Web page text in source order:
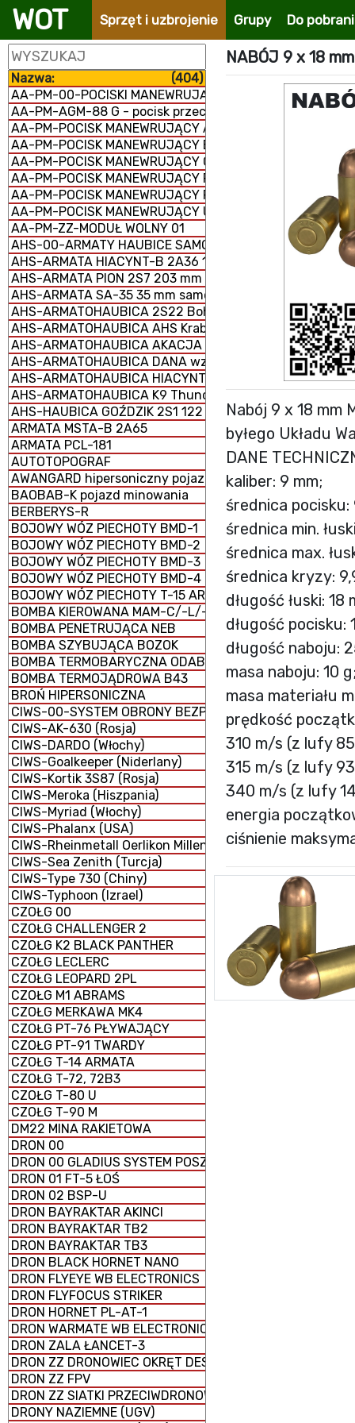
WOT Sprzęt i uzbrojenie Grupy Do
Nazwa:
(404)
AA-PM-00-POCISKI MANEWRUJĄCE
AA-PM-AGM-88 G - pocisk przeciwradiolokacyjny
AA-PM-POCISK MANEWRUJĄCY AGM-158 JASSM
AA-PM-POCISK MANEWRUJĄCY BANDEROL-S8000
AA-PM-POCISK MANEWRUJĄCY Ch-101/102
AA-PM-POCISK MANEWRUJĄCY FP-5 Flamingo
AA-PM-POCISK MANEWRUJĄCY RBS-15 MK3
AA-PM-POCISK MANEWRUJĄCY UGM-109/RGM-109/
AA-PM-ZZ-MODUŁ WOLNY 01
AHS-00-ARMATY HAUBICE SAMOBIEŻNE
AHS-ARMATA HIACYNT-B 2A36 152 mm
AHS-ARMATA PION 2S7 203 mm samobieżna
AHS-ARMATA SA-35 35 mm samobieżna
AHS-ARMATOHAUBICA 2S22 Bohdana 155 mm
AHS-ARMATOHAUBICA AHS Krab 155 mm samobieżna
AHS-ARMATOHAUBICA AKACJA 2S3M 152 mm
AHS-ARMATOHAUBICA DANA wz. 1977 152 mm
AHS-ARMATOHAUBICA HIACYNT 2S5 152 mm samobieżna
AHS-ARMATOHAUBICA K9 Thunder 155 mm samobieżna
AHS-HAUBICA GOŹDZIK 2S1 122 mm samobieżna
ARMATA MSTA-B 2A65
ARMATA PCL-181
AUTOTOPOGRAF
AWANGARD hipersoniczny pojazd szybujący
BAOBAB-K pojazd minowania
BERBERYS-R
BOJOWY WÓZ PIECHOTY BMD-1
BOJOWY WÓZ PIECHOTY BMD-2
BOJOWY WÓZ PIECHOTY BMD-3
BOJOWY WÓZ PIECHOTY BMD-4
BOJOWY WÓZ PIECHOTY T-15 ARMATA (CIĘŻKI)
BOMBA KIEROWANA MAM-C/-L/-T
BOMBA PENETRUJĄCA NEB
BOMBA SZYBUJĄCA BOZOK
BOMBA TERMOBARYCZNA ODAB-1500
BOMBA TERMOJĄDROWA B43
BROŃ HIPERSONICZNA
CIWS-00-SYSTEM OBRONY BEZPOŚREDNIEJ
CIWS-AK-630 (Rosja)
CIWS-DARDO (Włochy)
CIWS-Goalkeeper (Niderlany)
CIWS-Kortik 3S87 (Rosja)
CIWS-Meroka (Hiszpania)
CIWS-Myriad (Włochy)
CIWS-Phalanx (USA)
CIWS-Rheinmetall Oerlikon Millennium GDM-008
CIWS-Sea Zenith (Turcja)
CIWS-Type 730 (Chiny)
CIWS-Typhoon (Izrael)
CZOŁG 00
CZOŁG CHALLENGER 2
CZOŁG K2 BLACK PANTHER
CZOŁG LECLERC
CZOŁG LEOPARD 2PL
CZOŁG M1 ABRAMS
CZOŁG MERKAWA MK4
CZOŁG PT-76 PŁYWAJĄCY
CZOŁG PT-91 TWARDY
CZOŁG T-14 ARMATA
CZOŁG T-72, 72B3
CZOŁG T-80 U
CZOŁG T-90 M
DM22 MINA RAKIETOWA
DRON 00
DRON 00 GLADIUS SYSTEM POSZUKIWAWCZO-
DRON 01 FT-5 ŁOŚ
DRON 02 BSP-U
DRON BAYRAKTAR AKINCI
DRON BAYRAKTAR TB2
DRON BAYRAKTAR TB3
DRON BLACK HORNET NANO
DRON FLYEYE WB ELECTRONICS
DRON FLYFOCUS STRIKER
DRON HORNET PL-AT-1
DRON WARMATE WB ELECTRONICS
DRON ZALA ŁANCET-3
DRON ZZ DRONOWIEC OKRĘT DESANTOWY
DRON ZZ FPV
DRON ZZ SIATKI PRZECIWDRONOWE (antydronowe)
DRONY NAZIEMNE (UGV)
NABÓJ 9 x 18 mm
Nabój 9 x 18
byłego Układu
DANE
kaliber: 9 mm;
średnica pocisku:
średnica min.
średnica max.
średnica kryzy:
długość łuski: 18
długość pocisku:
długość naboju:
masa naboju: 10
masa materiału
prędkość
310 m/s (z lufy
315 m/s (z lufy
340 m/s (z lufy
energia
ciśnienie